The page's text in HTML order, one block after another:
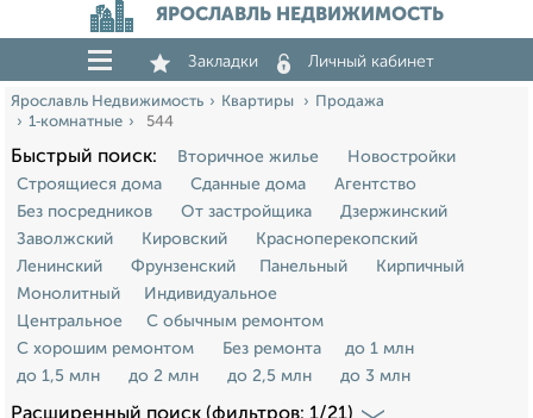
ЯРОСЛАВЛЬ НЕДВИЖИМОСТЬ
Закладки Личный кабинет
Ярославль Недвижимость Квартиры
Продажа
1‑комнатные
544
Быстрый поиск: Вторичное жилье
Новостройки
Строящиеся дома
Сданные дома
Агентство
Без посредников
От застройщика
Дзержинский
Заволжский
Кировский
Красноперекопский
Ленинский
Фрунзенский Панельный
Кирпичный
Монолитный
Индивидуальное
Центральное
С обычным ремонтом
С хорошим ремонтом
Без ремонта
до 1 млн
до 1,5 млн
до 2 млн до 2,5 млн до 3 млн